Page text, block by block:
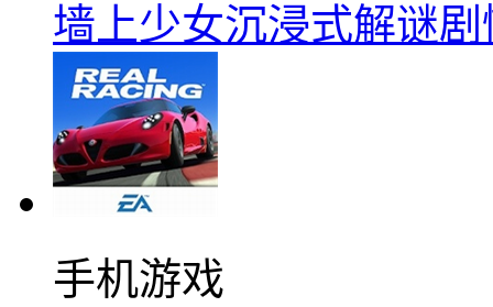
墙上少女沉浸式解谜
手机游戏